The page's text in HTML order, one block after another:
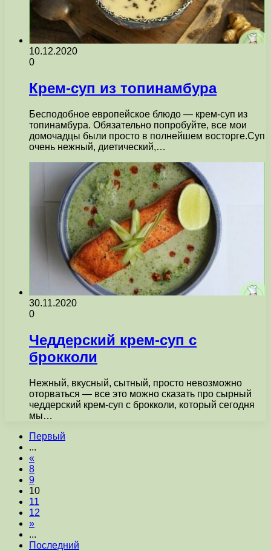
10.12.2020
0
Крем-суп из топинамбура
Бесподобное европейское блюдо — крем-суп из
топинамбура. Обязательно попробуйте, все мои
домочадцы были просто в полнейшем восторге.Суп
очень нежный, диетический,…
30.11.2020
0
Чеддерский крем-суп с
брокколи
Нежный, вкусный, сытный, просто невозможно
оторваться — все это можно сказать про сырный
чеддерский крем-суп с брокколи, который сегодня
мы…
Первый
...
«
8
9
10
11
12
»
...
Последний